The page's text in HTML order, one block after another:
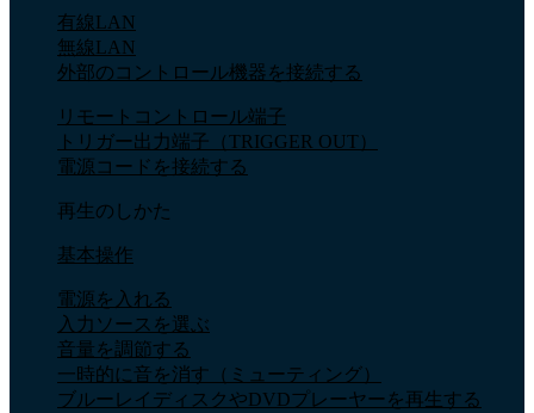
有線LAN
無線LAN
外部のコントロール機器を接続する
リモートコントロール端子
トリガー出力端子（TRIGGER OUT）
電源コードを接続する
再生のしかた
基本操作
電源を入れる
入力ソースを選ぶ
音量を調節する
一時的に音を消す（ミューティング）
ブルーレイディスクやDVDプレーヤーを再生する